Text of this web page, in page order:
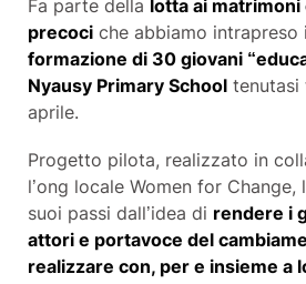
Fa parte della lotta ai matrimoni
precociche abbiamo intrapreso
formazione di 30 giovani
Nyausy Primary Schooltenutasi
aprile.
Progetto pilota, realizzato in
l’ong locale Women for Change,
suoi passi dall’idea di rendere i
attori e portavoce del
realizzare con, per e insieme a